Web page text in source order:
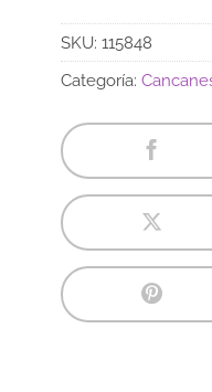
SKU: 115848
Categoría: